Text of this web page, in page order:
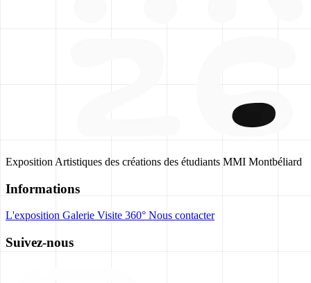
Exposition Artistiques des créations des étudiants MMI Montbéliard
Informations
L'exposition Galerie Visite 360° Nous contacter
Suivez-nous